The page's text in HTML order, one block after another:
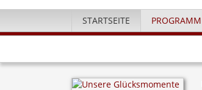
STARTSEITE PROGRAMM